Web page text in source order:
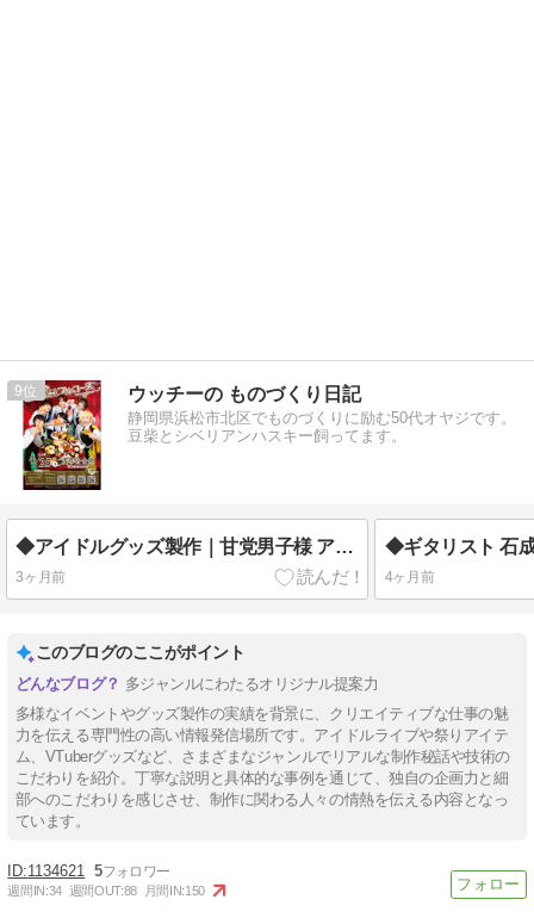
9 ウッチーの ものづくり日記
静岡県浜松市北区でものづくりに励む50代オヤジです。
豆柴とシベリアンハスキー飼ってます。
◆アイドルグッズ製作｜甘党男子様 アクスタ✨
3ヶ月前 4ヶ月前
このブログのここがポイント
多ジャンルにわたるオリジナル提案力
多様なイベントやグッズ製作の実績を背景に、クリエイティブな仕事の魅
力を伝える専門性の高い情報発信場所です。アイドルライブや祭りアイテ
ム、VTuberグッズなど、さまざまなジャンルでリアルな制作秘話や技術の
こだわりを紹介。丁寧な説明と具体的な事例を通じて、独自の企画力と細
部へのこだわりを感じさせ、制作に関わる人々の情熱を伝える内容となっ
ています。
1134621 5
週間IN:34 週間OUT:88 月間IN:150